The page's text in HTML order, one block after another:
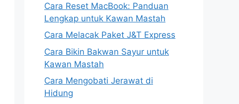
Cara Reset MacBook: Panduan
Lengkap untuk Kawan Mastah
Cara Melacak Paket J&T Express
Cara Bikin Bakwan Sayur untuk
Kawan Mastah
Cara Mengobati Jerawat di
Hidung